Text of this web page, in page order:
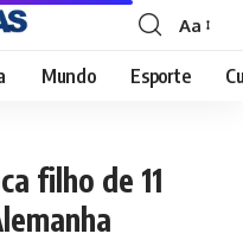
Font
Resizer
Aa
Mundo Esporte
filho de 11